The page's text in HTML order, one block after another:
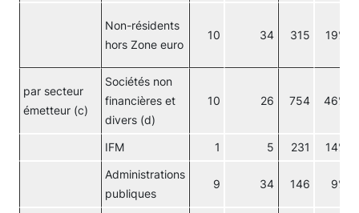
Non-résidents
hors Zone euro
10 34 315 19%
par secteur
émetteur (c)
Sociétés non
financières et
divers (d)
10 26 754 46%
IFM 1 5 231 14%
Administrations
publiques
9 34 146 9%